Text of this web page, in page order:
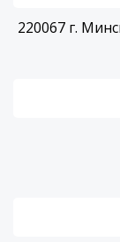
220067 г.